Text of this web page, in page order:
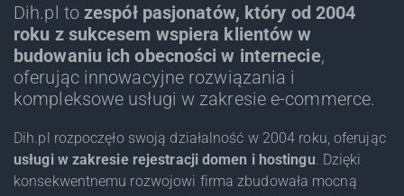
Dih.pl to zespół pasjonatów, który od 2004
roku z sukcesem wspiera klientów w
budowaniu ich obecności w internecie,
oferując innowacyjne rozwiązania i
kompleksowe usługi w zakresie e-commerce.
Dih.pl rozpoczęło swoją działalność w 2004 roku, oferując
usługi w zakresie rejestracji domen i hostingu . Dzięki
konsekwentnemu rozwojowi firma zbudowała mocną